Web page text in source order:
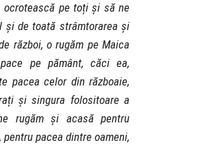
ocrotească pe toți și să ne
și de toată strâmtorarea și
război, o rugăm pe Maica
pe pământ, căci ea,
pacea celor din războaie,
și singura folositoare a
rugăm și acasă pentru
pacea dintre oameni,